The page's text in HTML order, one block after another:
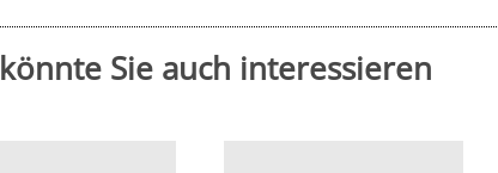
Sie auch interessieren